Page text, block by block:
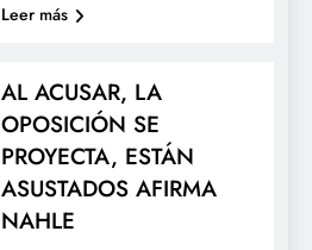
Leer más
AL ACUSAR, LA
OPOSICIÓN SE
PROYECTA, ESTÁN
ASUSTADOS AFIRMA
NAHLE